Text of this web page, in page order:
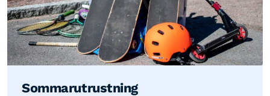
Sommarutrustning